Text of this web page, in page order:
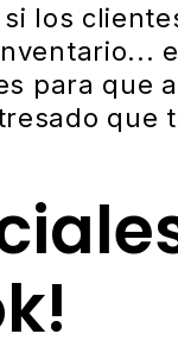
los
para que
que